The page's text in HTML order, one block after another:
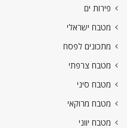
פירות ים
מטבח ישראלי
מתכונים לפסח
מטבח צרפתי
מטבח סיני
מטבח מרוקאי
מטבח יווני